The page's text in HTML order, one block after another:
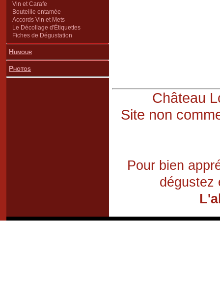
Vin et Carafe
Bouteille entamée
Accords Vin et Mets
Le Décollage d'Étiquettes
Fiches de Dégustation
Humour
Photos
Château
Site non
Pour bien
dégustez